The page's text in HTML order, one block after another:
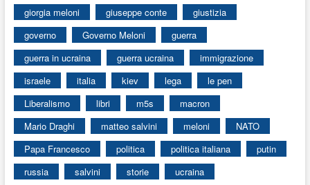
giorgia meloni
giuseppe conte
giustizia
governo
Governo Meloni
guerra
guerra in ucraina
guerra ucraina
immigrazione
israele
italia kiev lega
le pen
Liberalismo
libri m5s
macron
Mario Draghi
matteo salvini meloni
NATO
Papa Francesco
politica politica italiana
putin
russia
salvini storie
ucraina